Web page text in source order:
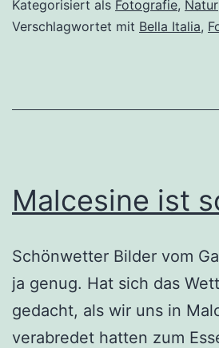
Kategorisiert als Fotografie, Natur
Verschlagwortet mit Bella Italia,
Malcesine ist
Schönwetter Bilder vom
ja genug. Hat sich das
gedacht, als wir uns in
verabredet hatten zum